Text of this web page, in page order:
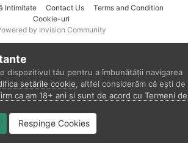
Intimitate Contact Us
Terms and Condition
Cookie-uri
by Invision Community
dispozitivul tău pentru a îmbunătății navigarea
setările cookie , altfel considerăm că ești de
ca am 18+ ani si sunt de acord cu Termeni de
Respinge Cookies
Înregistrare